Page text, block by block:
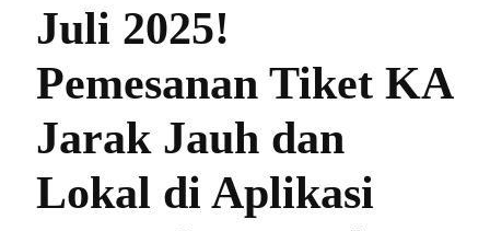
Juli 2025!
Pemesanan Tiket KA
Jarak Jauh dan
Lokal di Aplikasi